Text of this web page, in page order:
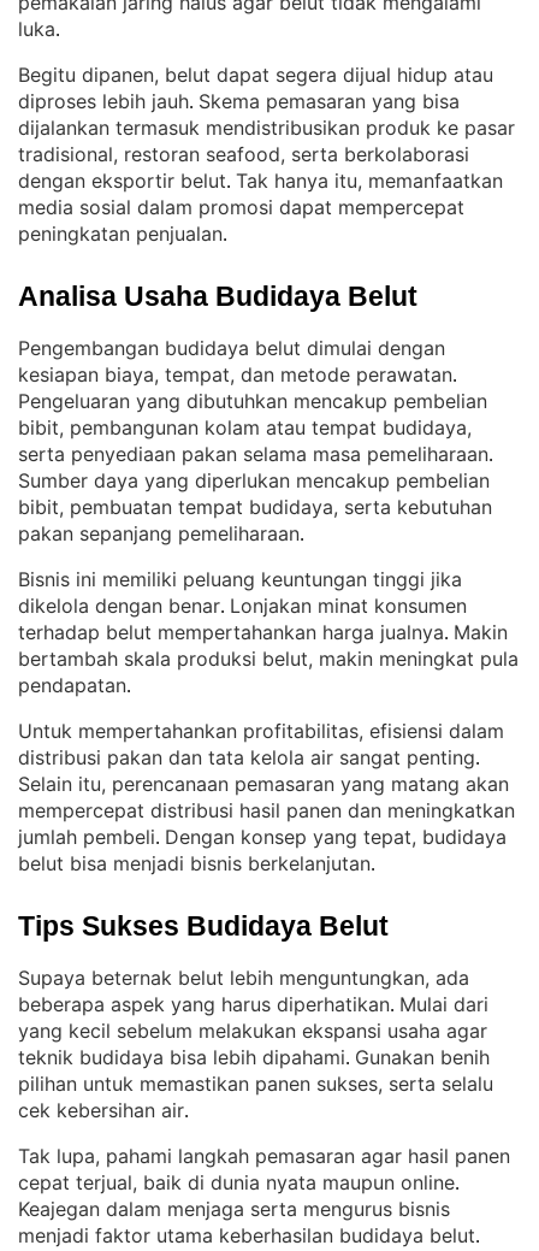
luka.
Begitu dipanen, belut dapat segera dijual hidup atau
diproses lebih jauh. Skema pemasaran yang bisa
dijalankan termasuk mendistribusikan produk ke pasar
tradisional, restoran seafood, serta berkolaborasi
dengan eksportir belut. Tak hanya itu, memanfaatkan
media sosial dalam promosi dapat mempercepat
peningkatan penjualan.
Analisa Usaha Budidaya Belut
Pengembangan budidaya belut dimulai dengan
kesiapan biaya, tempat, dan metode perawatan
Pengeluaran yang dibutuhkan mencakup pembelian
bibit, pembangunan kolam atau tempat budidaya,
serta penyediaan pakan selama masa pemeliharaan
Sumber daya yang diperlukan mencakup pembelian
bibit, pembuatan tempat budidaya, serta kebutuhan
pakan sepanjang pemeliharaan.
Bisnis ini memiliki peluang keuntungan tinggi jika
dikelola dengan benar. Lonjakan minat konsumen
terhadap belut mempertahankan harga jualnya. Makin
bertambah skala produksi belut, makin meningkat pula
pendapatan.
Untuk mempertahankan profitabilitas, efisiensi dalam
distribusi pakan dan tata kelola air sangat penting
Selain itu, perencanaan pemasaran yang matang akan
mempercepat distribusi hasil panen dan meningkatkan
jumlah pembeli. Dengan konsep yang tepat, budidaya
belut bisa menjadi bisnis berkelanjutan.
Tips Sukses Budidaya Belut
Supaya beternak belut lebih menguntungkan, ada
beberapa aspek yang harus diperhatikan. Mulai dari
yang kecil sebelum melakukan ekspansi usaha agar
teknik budidaya bisa lebih dipahami. Gunakan benih
pilihan untuk memastikan panen sukses, serta selalu
cek kebersihan air.
Tak lupa, pahami langkah pemasaran agar hasil panen
cepat terjual, baik di dunia nyata maupun online
Keajegan dalam menjaga serta mengurus bisnis
menjadi faktor utama keberhasilan budidaya belut.